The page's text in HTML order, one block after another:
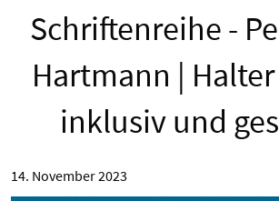
Schriftenreihe -
Hartmann |
inklusiv und
14. November 2023